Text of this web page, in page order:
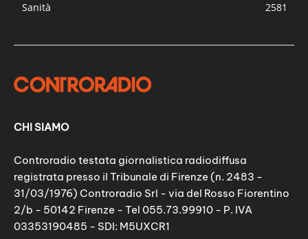
Sanità
2581
CHI SIAMO
Controradio testata giornalistica radiodiffusa
registrata presso il Tribunale di Firenze (n. 2483 -
31/03/1976) Controradio Srl - via del Rosso Fiorentino
2/b - 50142 Firenze - Tel 055.73.99910 - P. IVA
03353190485 - SDI: M5UXCR1